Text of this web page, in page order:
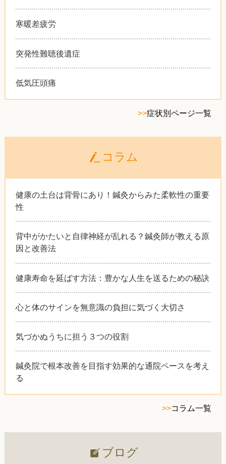
寒暖差疲労
突発性難聴後遺症
低気圧頭痛
>>症状別ページ一覧
コラム
健康の土台は背骨にあり！鍼灸からみた柔軟性の重要
性
背中がかたいと自律神経が乱れる？鍼灸師が教える原
因と改善法
健康寿命を延ばす方法：豊かな人生を送るための秘訣
心と体のサインを無意識の負担に気づく大切さ
気づかぬうちに担う３つの役割
鍼灸院で根本改善を目指す効果的な通院ペースを考え
る
>>コラム一覧
ブログ